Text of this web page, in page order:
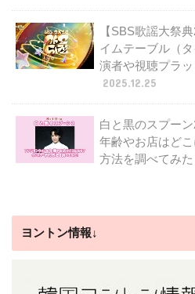
【SBS歌謡大祭
イムテーブル（
演者や視聴プラ
2025.12.25
白と黒のスプー
年齢やお店はど
方法を調べてみた
ヨントン情報↓